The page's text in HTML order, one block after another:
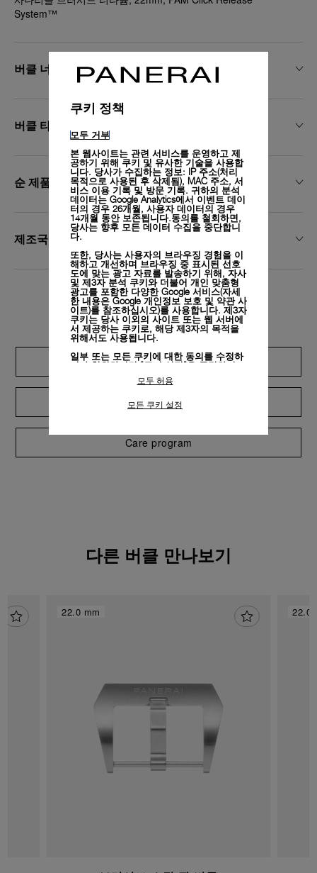
System™
버클 너비
버클 타입
순 제품 중량
제조국
Exclusive services
Extend warranty
Request a service
Care program
다른 버클 만나보기
22.0 mm 22.0
쿠키 정책
모두 거부
본 웹사이트는 관련 서비스를 운영하고 제
공하기 위해 쿠키 및 유사한 기술을 사용합
니다. 당사가 수집하는 정보: IP 주소(처리
목적으로 사용된 후 삭제됨), MAC 주소, 서
비스 이용 기록 및 방문 기록. 귀하의 분석
데이터는 Google Analytics에서 이벤트 데이
터의 경우 26개월, 사용자 데이터의 경우
14개월 동안 보존됩니다.동의를 철회하면,
당사는 향후 모든 데이터 수집을 중단합니
다.
또한, 당사는 사용자의 브라우징 경험을 이
해하고 개선하며 브라우징 중 표시된 선호
도에 맞는 광고 자료를 발송하기 위해, 자사
및 제3자 분석 쿠키와 더불어 개인 맞춤형
광고를 포함한 다양한 Google 서비스(자세
한 내용은Google 개인정보 보호 및 약관 사
이트)를 참조하십시오)를 사용합니다. 제3자
쿠키는 당사 이외의 사이트 또는 웹 서버에
서 제공하는 쿠키로, 해당 제3자의 목적을
위해서도 사용됩니다.
일부 또는 모든 쿠키에 대한 동의를 수정하
거나 철회하려면 "쿠키 설정"을 클릭하거
수집하는 정보" 섹션을 참조하여 자세히 알
모든 쿠키의 사용에 동의하시려면 "모두 허
"모두 거부"를 클릭하시면 기술 쿠키만 사
용하는 데 동의하게 됩니다.
모두 허용
모든 쿠키 설정